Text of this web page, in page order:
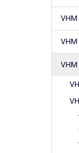
VHM
VHM
VHM